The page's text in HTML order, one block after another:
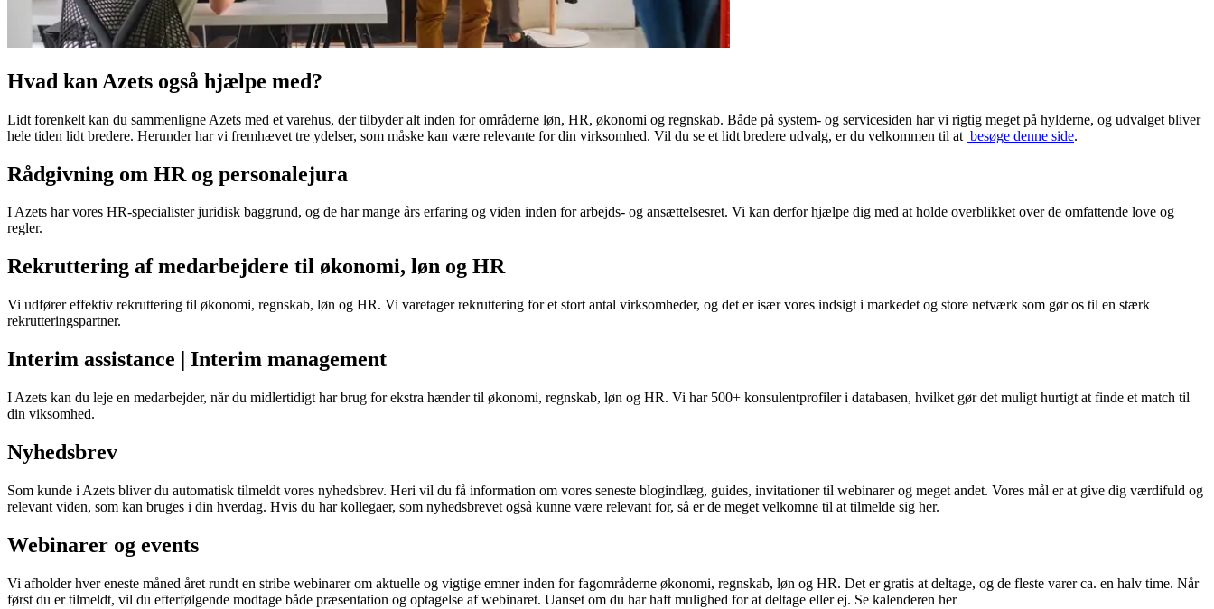
Hvad kan Azets også hjælpe med?
Lidt forenkelt kan du sammenligne Azets med et varehus, der tilbyder alt inden for områderne løn, HR, økonomi og regnskab. Både på system- og servicesiden har vi rigtig meget på hylderne, og udvalget bliver
hele tiden lidt bredere. Herunder har vi fremhævet tre ydelser, som måske kan være relevante for din virksomhed. Vil du se et lidt bredere udvalg, er du velkommen til at besøge denne side.
Rådgivning om HR og personalejura
I Azets har vores HR-specialister juridisk baggrund, og de har mange års erfaring og viden inden for arbejds- og ansættelsesret. Vi kan derfor hjælpe dig med at holde overblikket over de omfattende love og
regler.
Rekruttering af medarbejdere til økonomi, løn og HR
Vi udfører effektiv rekruttering til økonomi, regnskab, løn og HR. Vi varetager rekruttering for et stort antal virksomheder, og det er især vores indsigt i markedet og store netværk som gør os til en stærk
rekrutteringspartner.
Interim assistance | Interim management
I Azets kan du leje en medarbejder, når du midlertidigt har brug for ekstra hænder til økonomi, regnskab, løn og HR. Vi har 500+ konsulentprofiler i databasen, hvilket gør det muligt hurtigt at finde et match til
din viksomhed.
Nyhedsbrev
Som kunde i Azets bliver du automatisk tilmeldt vores nyhedsbrev. Heri vil du få information om vores seneste blogindlæg, guides, invitationer til webinarer og meget andet. Vores mål er at give dig værdifuld og
relevant viden, som kan bruges i din hverdag. Hvis du har kollegaer, som nyhedsbrevet også kunne være relevant for, så er de meget velkomne til at tilmelde sig her.
Webinarer og events
Vi afholder hver eneste måned året rundt en stribe webinarer om aktuelle og vigtige emner inden for fagområderne økonomi, regnskab, løn og HR. Det er gratis at deltage, og de fleste varer ca. en halv time. Når
først du er tilmeldt, vil du efterfølgende modtage både præsentation og optagelse af webinaret. Uanset om du har haft mulighed for at deltage eller ej. Se kalenderen her